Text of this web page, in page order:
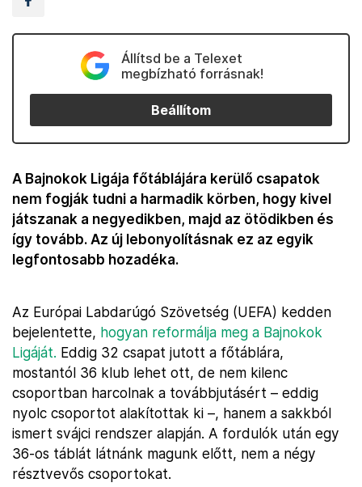
Állítsd be a Telexet
megbízható forrásnak!
Beállítom
A Bajnokok Ligája főtáblájára kerülő csapatok
nem fogják tudni a harmadik körben, hogy kivel
játszanak a negyedikben, majd az ötödikben és
így tovább. Az új lebonyolításnak ez az egyik
legfontosabb hozadéka.
Az Európai Labdarúgó Szövetség (UEFA) kedden
bejelentette, hogyan reformálja meg a Bajnokok
Ligáját. Eddig 32 csapat jutott a főtáblára,
mostantól 36 klub lehet ott, de nem kilenc
csoportban harcolnak a továbbjutásért – eddig
nyolc csoportot alakítottak ki –, hanem a sakkból
ismert svájci rendszer alapján. A fordulók után egy
36-os táblát látnánk magunk előtt, nem a négy
résztvevős csoportokat.